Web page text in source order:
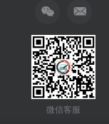
微信客服